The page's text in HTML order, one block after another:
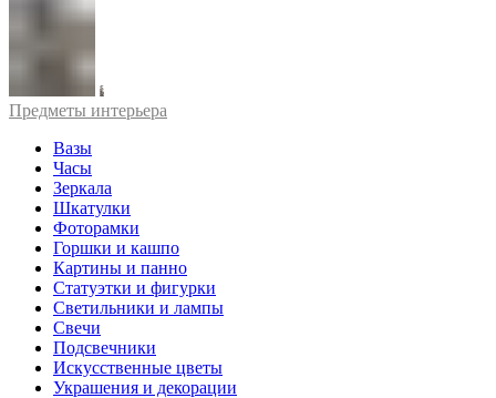
Предметы интерьера
Вазы
Часы
Зеркала
Шкатулки
Фоторамки
Горшки и кашпо
Картины и панно
Статуэтки и фигурки
Светильники и лампы
Свечи
Подсвечники
Искусственные цветы
Украшения и декорации